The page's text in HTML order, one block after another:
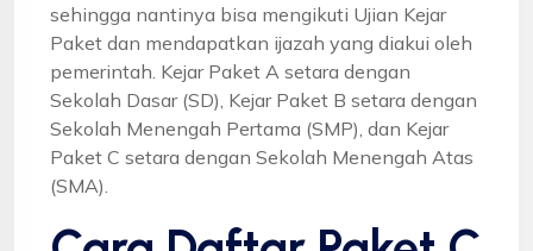
sehingga nantinya bisa mengikuti Ujian Kejar
Paket dan mendapatkan ijazah yang diakui oleh
pemerintah. Kejar Paket A setara dengan
Sekolah Dasar (SD), Kejar Paket B setara dengan
Sekolah Menengah Pertama (SMP), dan Kejar
Paket C setara dengan Sekolah Menengah Atas
(SMA).